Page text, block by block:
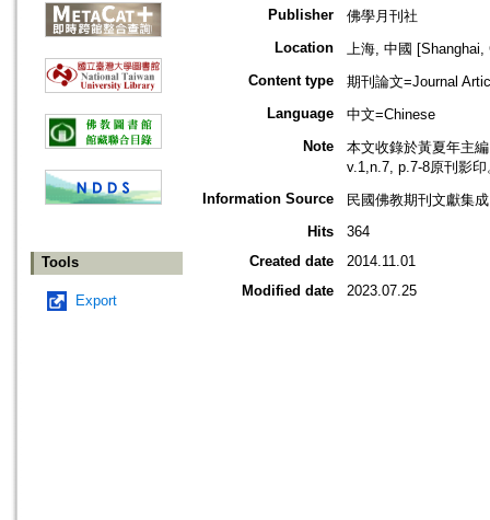
Tools
Export
Publisher
佛學月刊社
Location
上海, 中國 [Shanghai,
Content type
期刊論文=Journal
Language
中文=Chinese
Note
本文收錄於黃夏年主
v.1,n.7, p.7-8原刊影印
Information Source
民國佛教期刊文獻集
Hits
364
Created date
2014.11.01
Modified date
2023.07.25